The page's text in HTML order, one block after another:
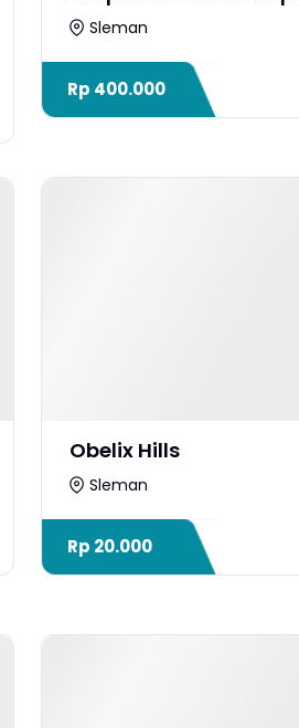
Sleman
Rp 400.000
Obelix Hills
Sleman
Rp 20.000